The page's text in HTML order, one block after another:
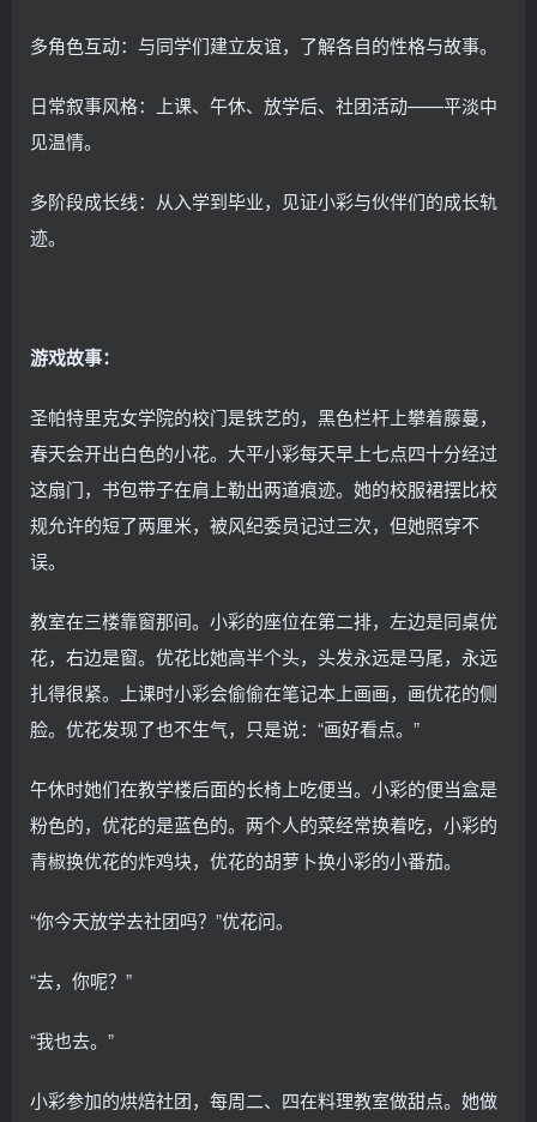
多角色互动：与同学们建立友谊，了解各自的性格与故事。
日常叙事风格：上课、午休、放学后、社团活动——平淡中
见温情。
多阶段成长线：从入学到毕业，见证小彩与伙伴们的成长轨
迹。
游戏故事：
圣帕特里克女学院的校门是铁艺的，黑色栏杆上攀着藤蔓，
春天会开出白色的小花。大平小彩每天早上七点四十分经过
这扇门，书包带子在肩上勒出两道痕迹。她的校服裙摆比校
规允许的短了两厘米，被风纪委员记过三次，但她照穿不
误。
教室在三楼靠窗那间。小彩的座位在第二排，左边是同桌优
花，右边是窗。优花比她高半个头，头发永远是马尾，永远
扎得很紧。上课时小彩会偷偷在笔记本上画画，画优花的侧
脸。优花发现了也不生气，只是说：“画好看点。”
午休时她们在教学楼后面的长椅上吃便当。小彩的便当盒是
粉色的，优花的是蓝色的。两个人的菜经常换着吃，小彩的
青椒换优花的炸鸡块，优花的胡萝卜换小彩的小番茄。
“你今天放学去社团吗？”优花问。
“去，你呢？”
“我也去。”
小彩参加的烘焙社团，每周二、四在料理教室做甜点。她做